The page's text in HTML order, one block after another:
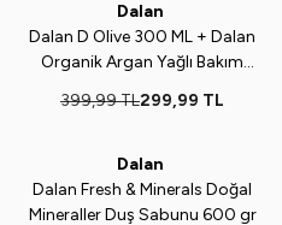
Dalan
Dalan D Olive 300 ML + Dalan
Organik Argan Yağlı Bakım
399,99TL299,99 TL
Dalan
Dalan Fresh & Minerals Doğal
Mineraller Duş Sabunu 600 gr